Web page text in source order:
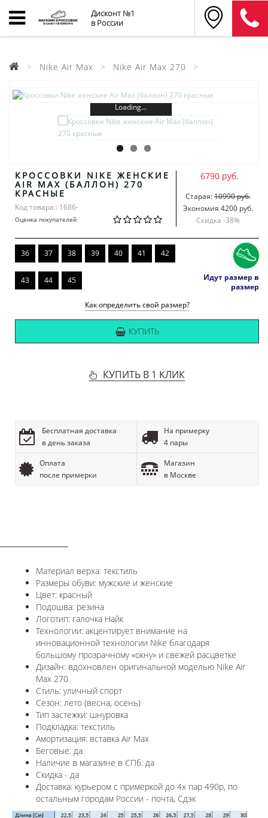
Дисконт №1
в России
Nike Air Max Nike Air Max 270
Loading...
КРОССОВКИ NIKE ЖЕНСКИЕ
AIR MAX (БАЛЛОН) 270
КРАСНЫЕ
Код товара:: 1686-
Оценка покупателей
6790 руб.
Старая:10990 руб.
Экономия 4200 руб.
Скидка -38%
36 37 38 39 40 41 42
43 44 45
Идут размер в
размер
Как определить свой размер?
КУПИТЬ
КУПИТЬ В 1 КЛИК
Бесплатная доставка
в день заказа
На примерку
4 пары
Оплата
после примерки
Магазин
в Москве
Материал верха: текстиль
Размеры обуви: мужские и женские
Цвет: красный
Подошва: резина
Логотип: галочка Найк
Технологии: акцентирует внимание на
инновационной технологии Nike благодаря
большому прозрачному «окну» и свежей расцветке
Дизайн: вдохновлен оригинальной моделью Nike Air
Max 270
Стиль: уличный спорт
Сезон: лето (весна, осень)
Тип застежки: шнуровка
Подкладка: текстиль
Амортизация: вставка Air Max
Беговые: да
Наличие в магазине в СПб: да
Скидка - да
Доставка: курьером с примеркой до 4х пар 490р, по
остальным городам России - почта, Сдэк